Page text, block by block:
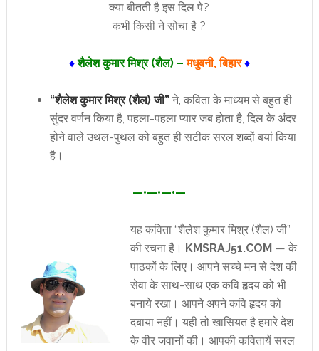
क्या बीतती है इस दिल पे?
कभी किसी ने सोचा है ?
♦शैलेश कुमार मिश्र (शैल) –मधुबनी, बिहार ♦
“शैलेश कुमार मिश्र (शैल) जी”ने, कविता के माध्यम से बहुत ही
सुंदर वर्णन किया है, पहला-पहला प्यार जब होता है, दिल के अंदर
होने वाले उथल-पुथल को बहुत ही सटीक सरल शब्दों बयां किया
है।
—•—•—•—
यह कविता “शैलेश कुमार मिश्र (शैल) जी”
की रचना है। KMSRAJ51.COM— के
पाठकों के लिए। आपने सच्चे मन से देश की
सेवा के साथ-साथ एक कवि हृदय को भी
बनाये रखा। आपने अपने कवि हृदय को
दबाया नहीं। यही तो खासियत है हमारे देश
के वीर जवानों की। आपकी कवितायें सरल